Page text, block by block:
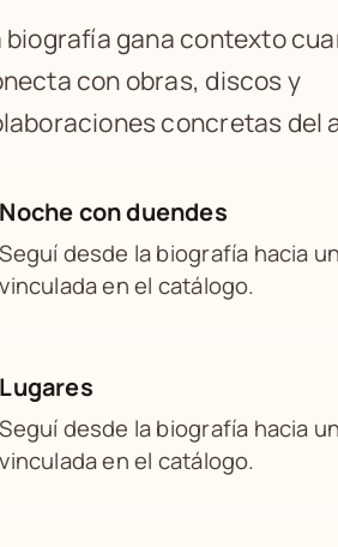
biografía gana contexto
con obras, discos y
concretas del
Noche con duendes
Seguí desde la biografía hacia
vinculada en el catálogo.
Lugares
Seguí desde la biografía hacia
vinculada en el catálogo.